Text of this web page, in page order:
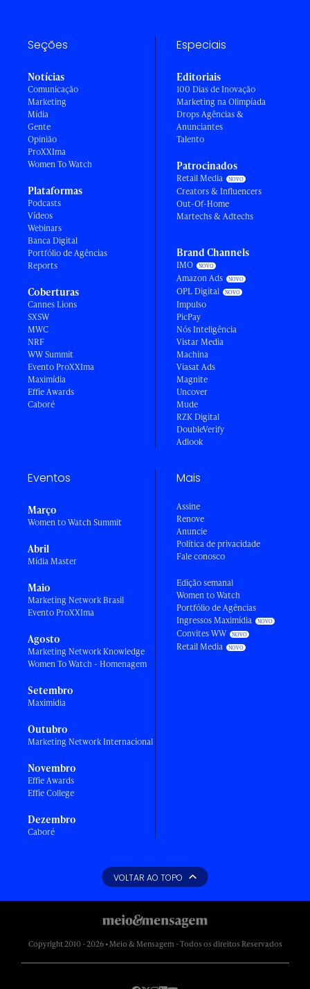
Seções
Notícias
Comunicação
Marketing
Mídia
Gente
Opinião
ProXXIma
Women To Watch
Plataformas
Podcasts
Vídeos
Webinars
Banca Digital
Portfólio de Agências
Reports
Coberturas
Cannes Lions
SXSW
MWC
NRF
WW Summit
Evento ProXXIma
Maximídia
Effie Awards
Caboré
Especiais
Editoriais
100 Dias de Inovação
Marketing na Olimpíada
Drops Agências &
Anunciantes
Talento
Patrocinados
Retail Media
Creators & Influencers
Out-Of-Home
Martechs & Adtechs
Brand Channels
IMO
Amazon Ads
OPL Digital
Impulso
PicPay
Nós Inteligência
Vistar Media
Machina
Viasat Ads
Magnite
Uncover
Mude
RZK Digital
DoubleVerify
Adlook
Eventos
Março
Women to Watch Summit
Abril
Mídia Master
Maio
Marketing Network Brasil
Evento ProXXIma
Agosto
Marketing Network Knowledge
Women To Watch - Homenagem
Setembro
Maximídia
Outubro
Marketing Network Internacional
Novembro
Effie Awards
Effie College
Dezembro
Caboré
Mais
Assine
Renove
Anuncie
Política de privacidade
Fale conosco
Edição semanal
Women to Watch
Portfólio de Agências
Ingressos Maximídia
Convites WW
Retail Media
VOLTAR AO TOPO
Copyright 2010 - 2026 • Meio & Mensagem - Todos os direitos Reservados